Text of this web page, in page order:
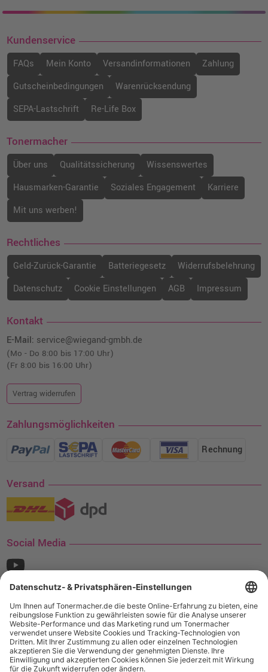
Kundenservice
FAQs Mein Konto Versandinformationen
Zahlung
Gutscheinbedingungen
Warenrücksendung
SEPA-Lastschrift
Re-Life Box
Tonermacher
Über uns Qualitätssicherung
Wissenswertes
Hausmarken-Garantie
Soziales Engagement
Karriere
Mit uns werben!
Rechtliches
Geld-Zurück-Garantie Batteriegesetz
Widerrufsbelehrung
Datenschutz
Cookie Einstellungen AGB Impressum
Kontakt
E-Mail: service@wiegand-gmbh.de
(Mo - Do 8:00 bis 17:00 Uhr)
(Fr 8:00 bis 16:00 Uhr)
Vertrag widerrufen
Zahlungsmöglichkeiten
Rechnung
Versand
Social Media
¹ Nur gültig für den Versand innerhalb Deutschlands. Befindet sich ein Warenwert
von mindestens 35€ (inkl. Mwst.) an Ampertec Artikeln in Ihrem Warenkorb, ist der
Versand für Sie kostenfrei.